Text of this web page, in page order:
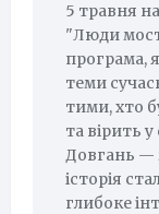
5 травня
"Люди
програма,
теми
тими, хто
та вірить
Довгань —
історія
глибоке